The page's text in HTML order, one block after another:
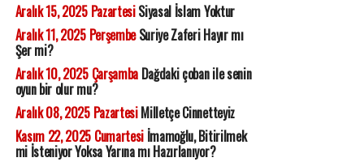
Aralık 15, 2025 PazartesiSiyasal İslam Yoktur
Aralık 11, 2025 PerşembeSuriye Zaferi Hayır mı
Şer mi?
Aralık 10, 2025 ÇarşambaDağdaki çoban ile senin
oyun bir olur mu?
Aralık 08, 2025 PazartesiMilletçe Cinnetteyiz
Kasım 22, 2025 Cumartesiİmamoğlu, Bitirilmek
mi İsteniyor Yoksa Yarına mı Hazırlanıyor?